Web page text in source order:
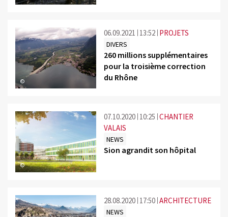
©
06.09.2021 13:52 PROJETS
DIVERS
260 millions supplémentaires
pour la troisième correction
du Rhône
©
07.10.2020 10:25 CHANTIER
VALAIS
NEWS
Sion agrandit son hôpital
28.08.2020 17:50 ARCHITECTURE
NEWS